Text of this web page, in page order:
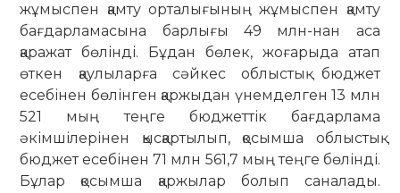
жұмыспен қамту орталығының жұмыспен қамту
бағдарламасына барлығы 49 млн-нан аса
қаражат бөлінді. Бұдан бөлек, жоғарыда атап
өткен қаулыларға сәйкес облыстық бюджет
есебінен бөлінген қаржыдан үнемделген 13 млн
521 мың теңге бюджеттік бағдарлама
әкімшілерінен қысқартылып, қосымша облыстық
бюджет есебінен 71 млн 561,7 мың теңге бөлінді.
Бұлар қосымша қаржылар болып саналады.